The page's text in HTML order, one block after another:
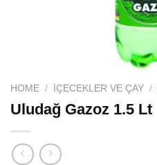
HOME / İÇECEKLER VE ÇAY /
Uludağ Gazoz 1.5 Lt